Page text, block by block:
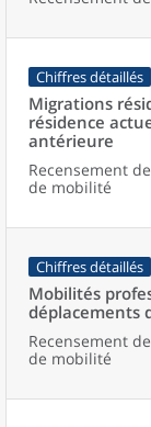
Chiffres détaillés
Migrations
résidence
antérieure
Recensement
de mobilité
Chiffres détaillés
Mobilités
déplacements
Recensement
de mobilité